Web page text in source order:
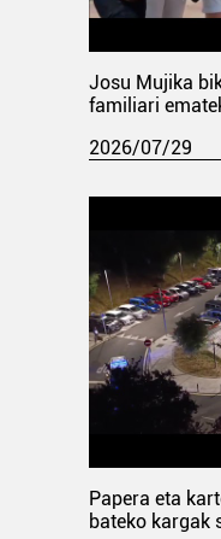
Josu Mujika
familiari
2026/07/29
Papera eta
bateko kargak